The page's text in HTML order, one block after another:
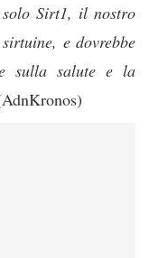
Sirt1, il nostro
e dovrebbe
sulla salute e la